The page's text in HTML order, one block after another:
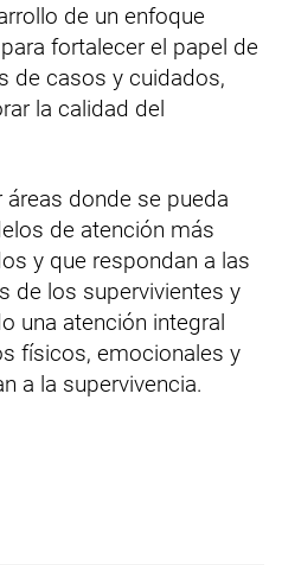
de un enfoque
fortalecer el papel de
de casos y cuidados,
la calidad del
donde se pueda
de atención más
y que respondan a las
de los supervivientes y
una atención integral
físicos, emocionales y
a la supervivencia.